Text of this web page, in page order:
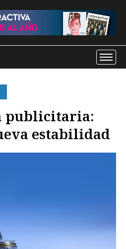
publicitaria:
estabilidad